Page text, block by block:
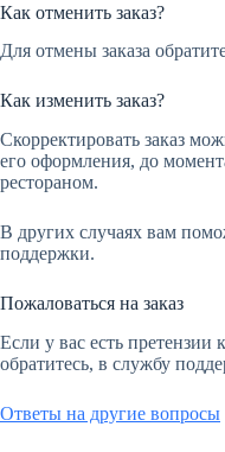
Как отменить заказ?
Для отмены заказа
Как изменить заказ?
Скорректировать заказ
его оформления, до
рестораном.
В других случаях вам
поддержки.
Пожаловаться на заказ
Если у вас есть претензии
обратитесь, в службу
Ответы на другие вопросы